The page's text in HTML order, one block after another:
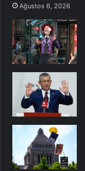
Ağustos 6, 2026